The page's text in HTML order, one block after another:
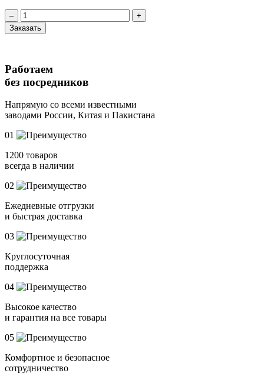
‒
+
Заказать
Работаем
без посредников
Напрямую со всеми известными
заводами России, Китая и Пакистана
01
1200 товаров
всегда в наличии
02
Ежедневные отгрузки
и быстрая доставка
03
Круглосуточная
поддержка
04
Высокое качество
и гарантия на все товары
05
Комфортное и безопасное
сотрудничество